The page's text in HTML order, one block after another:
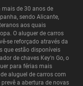
de 30 anos de
sendo Alicante,
aos quais
O aluguer de carros
se reforçado através da
que estão disponíveis
de chaves Key’n Go, o
para férias mais
aluguel de carros com
a abertura de novas